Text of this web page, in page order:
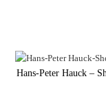
Hans-Peter Hauck –